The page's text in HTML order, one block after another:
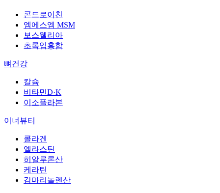
콘드로이친
엠에스엠 MSM
보스웰리아
초록입홍합
뼈건강
칼슘
비타민D·K
이소플라본
이너뷰티
콜라겐
엘라스틴
히알루론산
케라틴
감마리놀렌산